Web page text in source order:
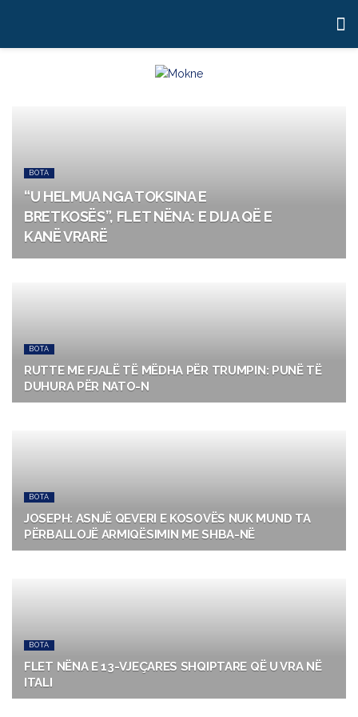
BOTA
“U HELMUA NGA TOKSINA E
BRETKOSËS”, FLET NËNA: E DIJA QË E
KANË VRARË
BOTA
RUTTE ME FJALË TË MËDHA PËR TRUMPIN: PUNË TË
DUHURA PËR NATO-N
BOTA
JOSEPH: ASNJË QEVERI E KOSOVËS NUK MUND TA
PËRBALLOJË ARMIQËSIMIN ME SHBA-NË
BOTA
FLET NËNA E 13-VJEÇARES SHQIPTARE QË U VRA NË
ITALI